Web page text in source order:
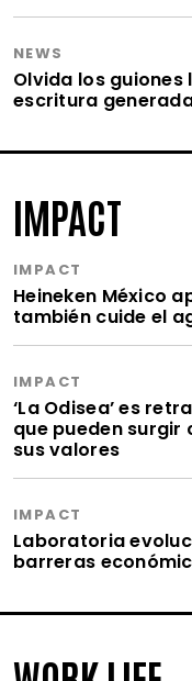
NEWS
Olvida los
escritura
IMPACT
IMPACT
Heineken México
también cuide el
IMPACT
‘La Odisea’ es
que pueden surgir
sus valores
IMPACT
Laboratoria
barreras